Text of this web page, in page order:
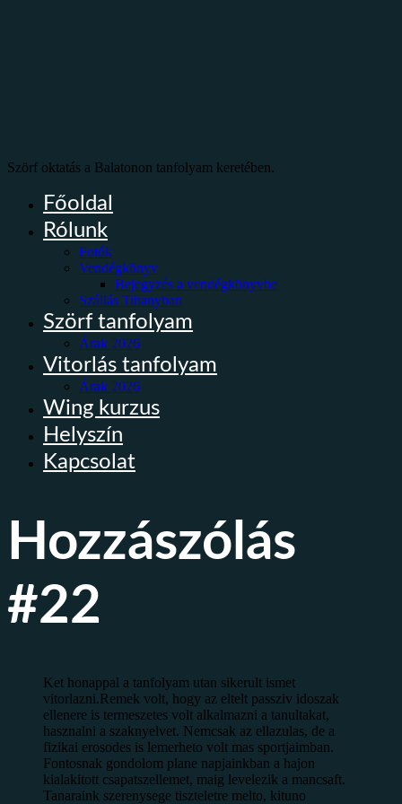
Szörf oktatás a Balatonon tanfolyam keretében.
Főoldal
Rólunk
Fotók
Vendégkönyv
Bejegyzés a vendégkönyvbe
Szállás Tihanyban
Szörf tanfolyam
Árak 2026
Vitorlás tanfolyam
Árak 2026
Wing kurzus
Helyszín
Kapcsolat
Hozzászólás
#22
Ket honappal a tanfolyam utan sikerult ismet
vitorlazni.Remek volt, hogy az eltelt passziv idoszak
ellenere is termeszetes volt alkalmazni a tanultakat,
hasznalni a szaknyelvet. Nemcsak az ellazulas, de a
fizikai erosodes is lemerheto volt mas sportjaimban.
Fontosnak gondolom plane napjainkban a hajon
kialakitott csapatszellemet, maig levelezik a mancsaft.
Tanaraink szerenysege tiszteletre melto, kituno